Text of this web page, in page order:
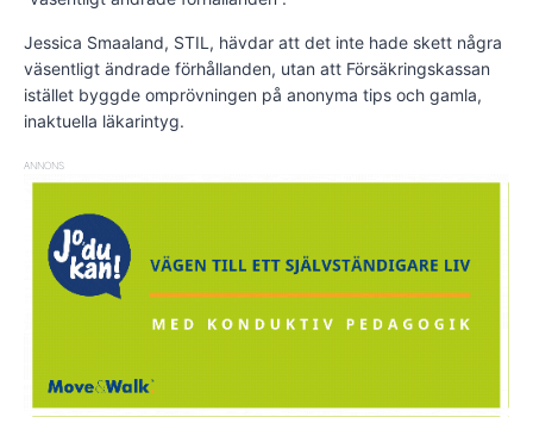
Jessica Smaaland, STIL, hävdar att det inte hade skett några
väsentligt ändrade förhållanden, utan att Försäkringskassan
istället byggde omprövningen på anonyma tips och gamla,
inaktuella läkarintyg.
ANNONS